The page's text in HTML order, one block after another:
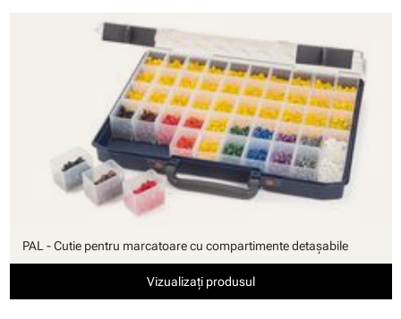
PAL - Cutie pentru marcatoare cu compartimente detaşabile
Vizualizați produsul